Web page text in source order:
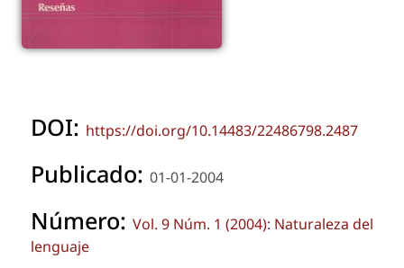
DOI: https://doi.org/10.14483/22486798.2487
Publicado: 01-01-2004
Número: Vol. 9 Núm. 1 (2004): Naturaleza del
lenguaje